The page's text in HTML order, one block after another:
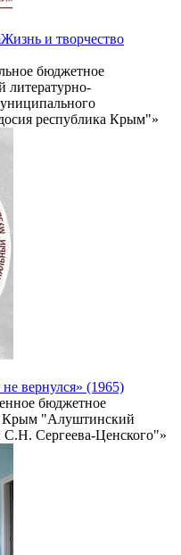
Жизнь и творчество
бюджетное
литературно-
республика Крым"»
вернулся» (1965)
бюджетное
Крым "Алуштинский
С.Н. Сергеева-Ценского"»